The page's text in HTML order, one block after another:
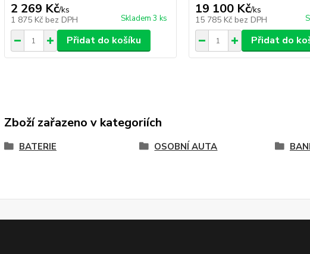
2 269 Kč/ks
1 875 Kč bez DPH Skladem 3 ks
Přidat do košíku
19 100 Kč/ks
15 785 Kč bez DPH
Přidat do
Zboží zařazeno v kategoriích
BATERIE OSOBNÍ AUTA